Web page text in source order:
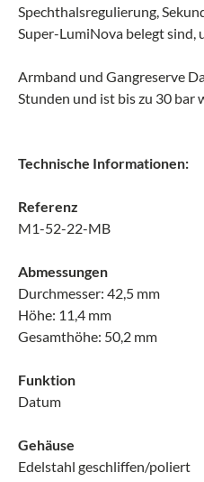
Spechthalsregulierung,
Super-LumiNova belegt sind,
Armband und Gangreserve
Stunden und ist bis zu 30 bar
Technische Informationen:
Referenz
M1-52-22-MB
Abmessungen
Durchmesser: 42,5 mm
Höhe: 11,4 mm
Gesamthöhe: 50,2 mm
Funktion
Datum
Gehäuse
Edelstahl geschliffen/poliert